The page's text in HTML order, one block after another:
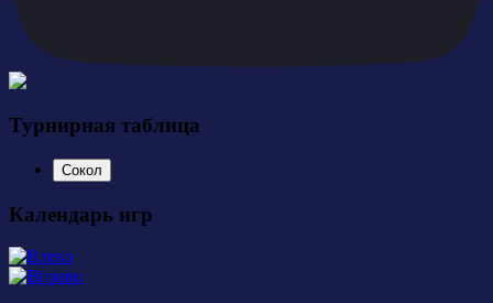
Турнирная таблица
Сокол
Календарь игр